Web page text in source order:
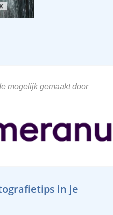
mogelijk gemaakt door
in je